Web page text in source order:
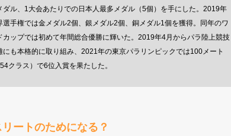
ダル、1大会あたりでの日本人最多メダル（5個）を手にした。2019年
選手権では金メダル2個、銀メダル2個、銅メダル1個を獲得。同年のワ
カップでは初めて年間総合優勝に輝いた。2019年4月からパラ陸上競技
にも本格的に取り組み、2021年の東京パラリンピックでは100メート
クラス）で6位入賞を果たした。
ートのためになる？